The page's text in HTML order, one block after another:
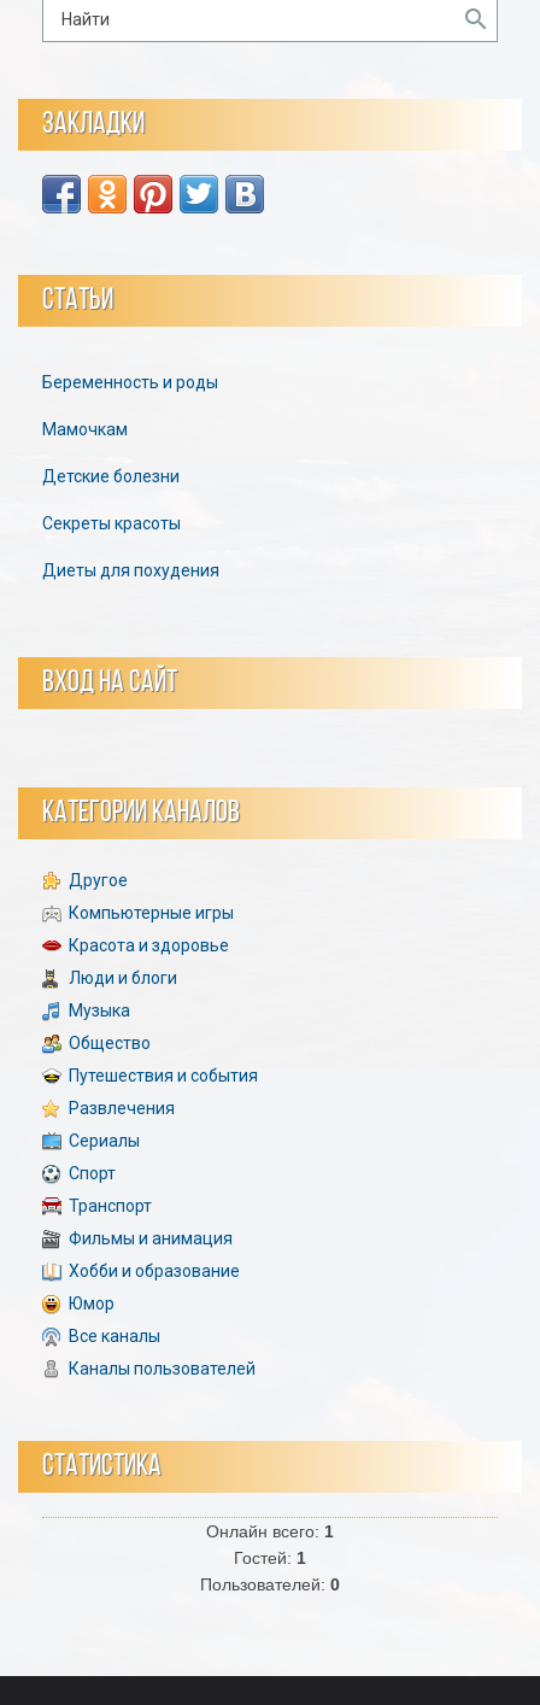
ЗАКЛАДКИ
СТАТЬИ
Беременность и роды
Мамочкам
Детские болезни
Секреты красоты
Диеты для похудения
ВХОД НА САЙТ
КАТЕГОРИИ КАНАЛОВ
Другое
Компьютерные игры
Красота и здоровье
Люди и блоги
Музыка
Общество
Путешествия и события
Развлечения
Сериалы
Спорт
Транспорт
Фильмы и анимация
Хобби и образование
Юмор
Все каналы
Каналы пользователей
СТАТИСТИКА
Онлайн всего: 1
Гостей: 1
Пользователей: 0